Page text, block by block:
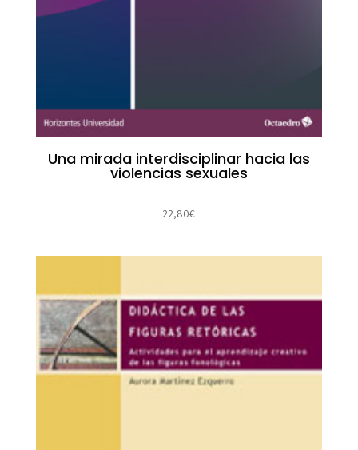
Una mirada interdisciplinar hacia las
violencias sexuales
22,80€